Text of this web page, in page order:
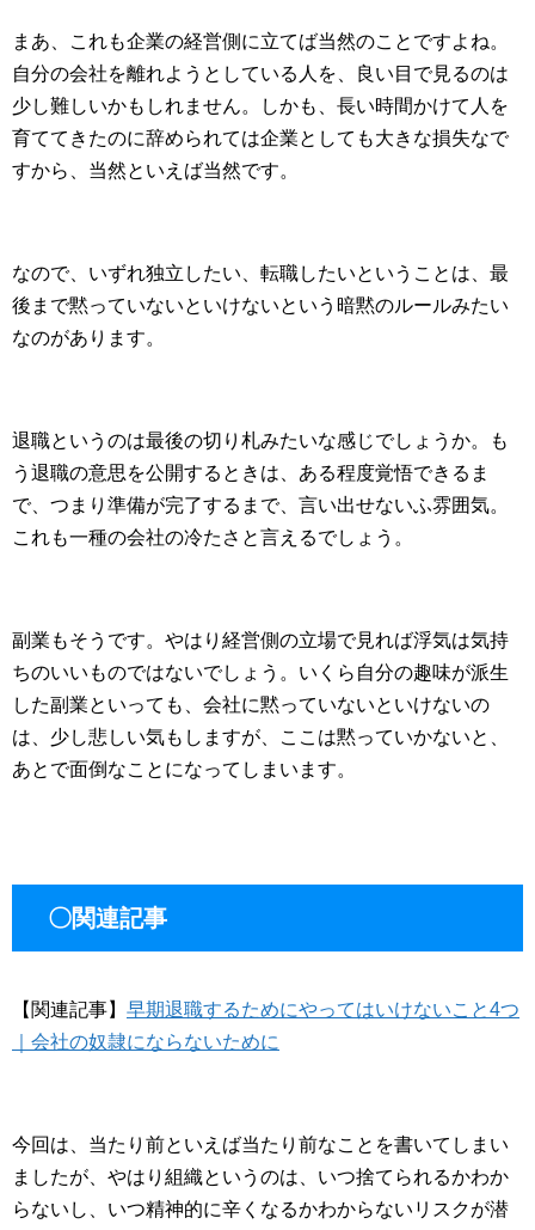
まあ、これも企業の経営側に立てば当然のことですよね。
自分の会社を離れようとしている人を、良い目で見るのは
少し難しいかもしれません。しかも、長い時間かけて人を
育ててきたのに辞められては企業としても大きな損失なで
すから、当然といえば当然です。
なので、いずれ独立したい、転職したいということは、最
後まで黙っていないといけないという暗黙のルールみたい
なのがあります。
退職というのは最後の切り札みたいな感じでしょうか。も
う退職の意思を公開するときは、ある程度覚悟できるま
で、つまり準備が完了するまで、言い出せないふ雰囲気。
これも一種の会社の冷たさと言えるでしょう。
副業もそうです。やはり経営側の立場で見れば浮気は気持
ちのいいものではないでしょう。いくら自分の趣味が派生
した副業といっても、会社に黙っていないといけないの
は、少し悲しい気もしますが、ここは黙っていかないと、
あとで面倒なことになってしまいます。
〇関連記事
【関連記事】 早期退職するためにやってはいけないこと4つ
｜会社の奴隷にならないために
今回は、当たり前といえば当たり前なことを書いてしまい
ましたが、やはり組織というのは、いつ捨てられるかわか
らないし、いつ精神的に辛くなるかわからないリスクが潜